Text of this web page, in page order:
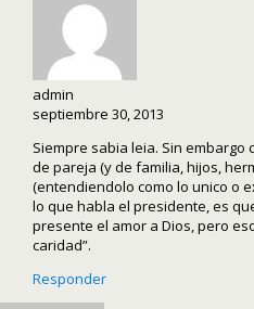
admin
septiembre 30, 2013
Siempre sabia leia. Sin
de pareja (y de familia, hijos,
(entendiendolo como lo unico o
lo que habla el presidente, es
presente el amor a Dios, pero
caridad”.
Responder